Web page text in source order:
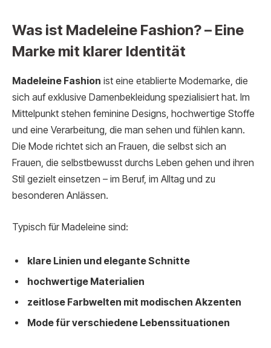
Was ist Madeleine Fashion? – Eine
Marke mit klarer Identität
Madeleine Fashion ist eine etablierte Modemarke, die
sich auf exklusive Damenbekleidung spezialisiert hat. Im
Mittelpunkt stehen feminine Designs, hochwertige Stoffe
und eine Verarbeitung, die man sehen und fühlen kann.
Die Mode richtet sich an Frauen, die selbst sich an
Frauen, die selbstbewusst durchs Leben gehen und ihren
Stil gezielt einsetzen – im Beruf, im Alltag und zu
besonderen Anlässen.
Typisch für Madeleine sind:
klare Linien und elegante Schnitte
hochwertige Materialien
zeitlose Farbwelten mit modischen Akzenten
Mode für verschiedene Lebenssituationen